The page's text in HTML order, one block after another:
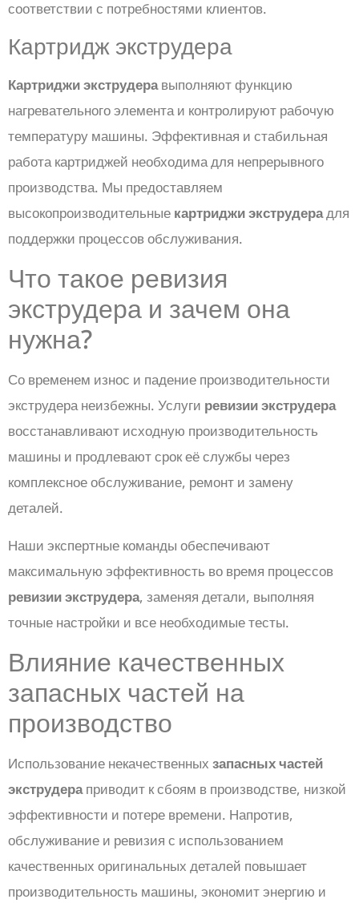
соответствии с потребностями клиентов.
Картридж экструдера
Картриджи экструдеравыполняют функцию
нагревательного элемента и контролируют рабочую
температуру машины. Эффективная и стабильная
работа картриджей необходима для непрерывного
производства. Мы предоставляем
высокопроизводительные картриджи экструдерадля
поддержки процессов обслуживания.
Что такое ревизия
экструдера и зачем она
нужна?
Со временем износ и падение производительности
экструдера неизбежны. Услуги ревизии экструдера
восстанавливают исходную производительность
машины и продлевают срок её службы через
комплексное обслуживание, ремонт и замену
деталей.
Наши экспертные команды обеспечивают
максимальную эффективность во время процессов
ревизии экструдера, заменяя детали, выполняя
точные настройки и все необходимые тесты.
Влияние качественных
запасных частей на
производство
Использование некачественных запасных частей
экструдераприводит к сбоям в производстве, низкой
эффективности и потере времени. Напротив,
обслуживание и ревизия с использованием
качественных оригинальных деталей повышает
производительность машины, экономит энергию и